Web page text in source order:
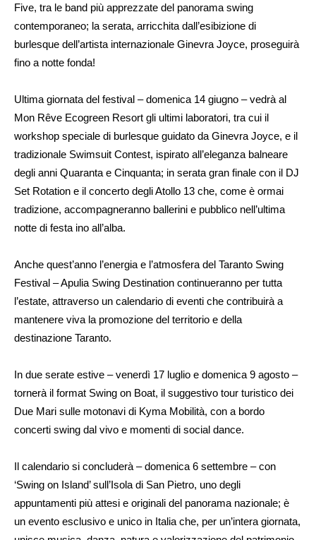
Five, tra le band più apprezzate del panorama swing
contemporaneo; la serata, arricchita dall’esibizione di
burlesque dell’artista internazionale Ginevra Joyce, proseguirà
fino a notte fonda!
Ultima giornata del festival – domenica 14 giugno – vedrà al
Mon Rêve Ecogreen Resort gli ultimi laboratori, tra cui il
workshop speciale di burlesque guidato da Ginevra Joyce, e il
tradizionale Swimsuit Contest, ispirato all’eleganza balneare
degli anni Quaranta e Cinquanta; in serata gran finale con il DJ
Set Rotation e il concerto degli Atollo 13 che, come è ormai
tradizione, accompagneranno ballerini e pubblico nell’ultima
notte di festa ino all’alba.
Anche quest’anno l’energia e l’atmosfera del Taranto Swing
Festival – Apulia Swing Destination continueranno per tutta
l’estate, attraverso un calendario di eventi che contribuirà a
mantenere viva la promozione del territorio e della
destinazione Taranto.
In due serate estive – venerdì 17 luglio e domenica 9 agosto –
tornerà il format Swing on Boat, il suggestivo tour turistico dei
Due Mari sulle motonavi di Kyma Mobilità, con a bordo
concerti swing dal vivo e momenti di social dance.
Il calendario si concluderà – domenica 6 settembre – con
‘Swing on Island’ sull’Isola di San Pietro, uno degli
appuntamenti più attesi e originali del panorama nazionale; è
un evento esclusivo e unico in Italia che, per un’intera giornata,